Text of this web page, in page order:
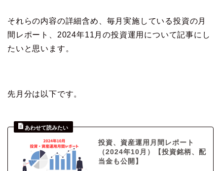
それらの内容の詳細含め、毎月実施している投資の月
間レポート、2024年11月の投資運用について記事にし
たいと思います。
先月分は以下です。
投資、資産運用月間レポート
（2024年10月）【投資銘柄、配
当金も公開】